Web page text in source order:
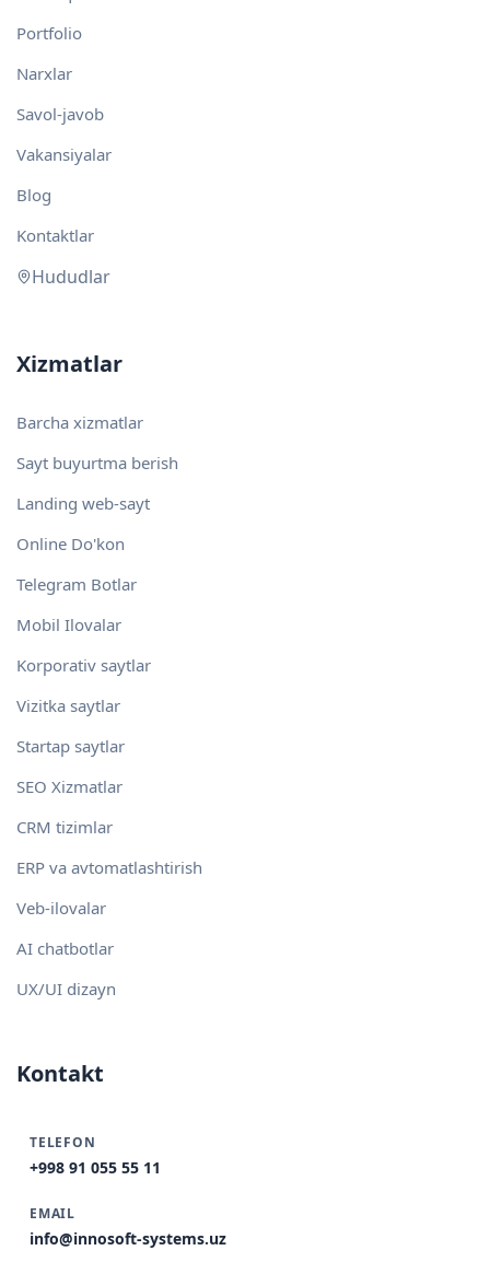
Portfolio
Narxlar
Savol-javob
Vakansiyalar
Blog
Kontaktlar
Hududlar
Xizmatlar
Barcha xizmatlar
Sayt buyurtma berish
Landing web-sayt
Online Do'kon
Telegram Botlar
Mobil Ilovalar
Korporativ saytlar
Vizitka saytlar
Startap saytlar
SEO Xizmatlar
CRM tizimlar
ERP va avtomatlashtirish
Veb-ilovalar
AI chatbotlar
UX/UI dizayn
Kontakt
TELEFON
+998 91 055 55 11
EMAIL
info@innosoft-systems.uz